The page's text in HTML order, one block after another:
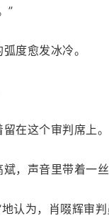
”
度愈发冰冷。
在这个审判席上。
，声音里带着一丝
地认为，肖啜辉审